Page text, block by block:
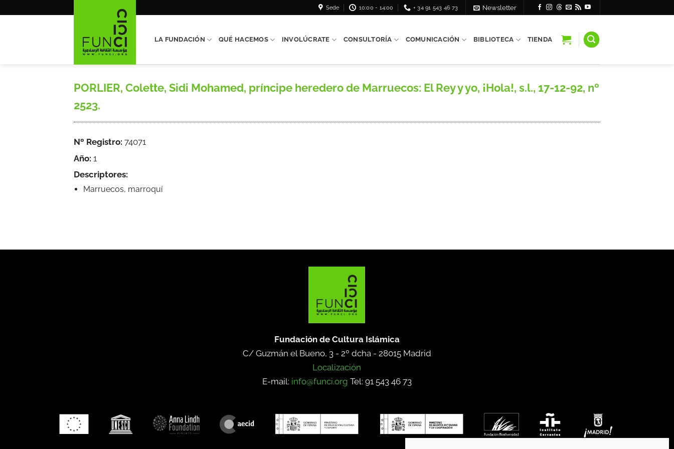
Sede 10:00 - 14:00 + 34 91 543 46 73 Newsletter
LA FUNDACIÓN QUÉ HACEMOS INVOLÚCRATE CONSULTORÍA COMUNICACIÓN BIBLIOTECA TIENDA
PORLIER, Colette, Sidi Mohamed, príncipe heredero de Marruecos: El Rey y yo, ¡Hola!, s.l., 17-12-92, nº
2523.
Nº Registro: 74071
Año: 1
Descriptores:
Marruecos, marroquí
Fundación de Cultura Islámica
C/ Guzmán el Bueno, 3 - 2º dcha - 28015 Madrid
Localización
E-mail: info@funci.org Tel: 91 543 46 73